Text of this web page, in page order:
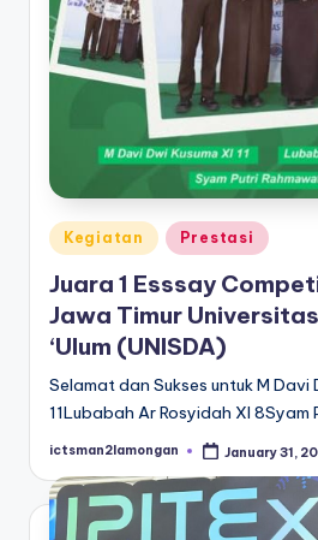
Posted
in
Kegiatan Prestasi
Juara 1 Esssay
Jawa Timur
‘Ulum (UNISDA)
Selamat dan Sukses untuk M Davi
11Lubabah Ar Rosyidah XI 8Syam
Posted
ictsman2lamongan January 31,